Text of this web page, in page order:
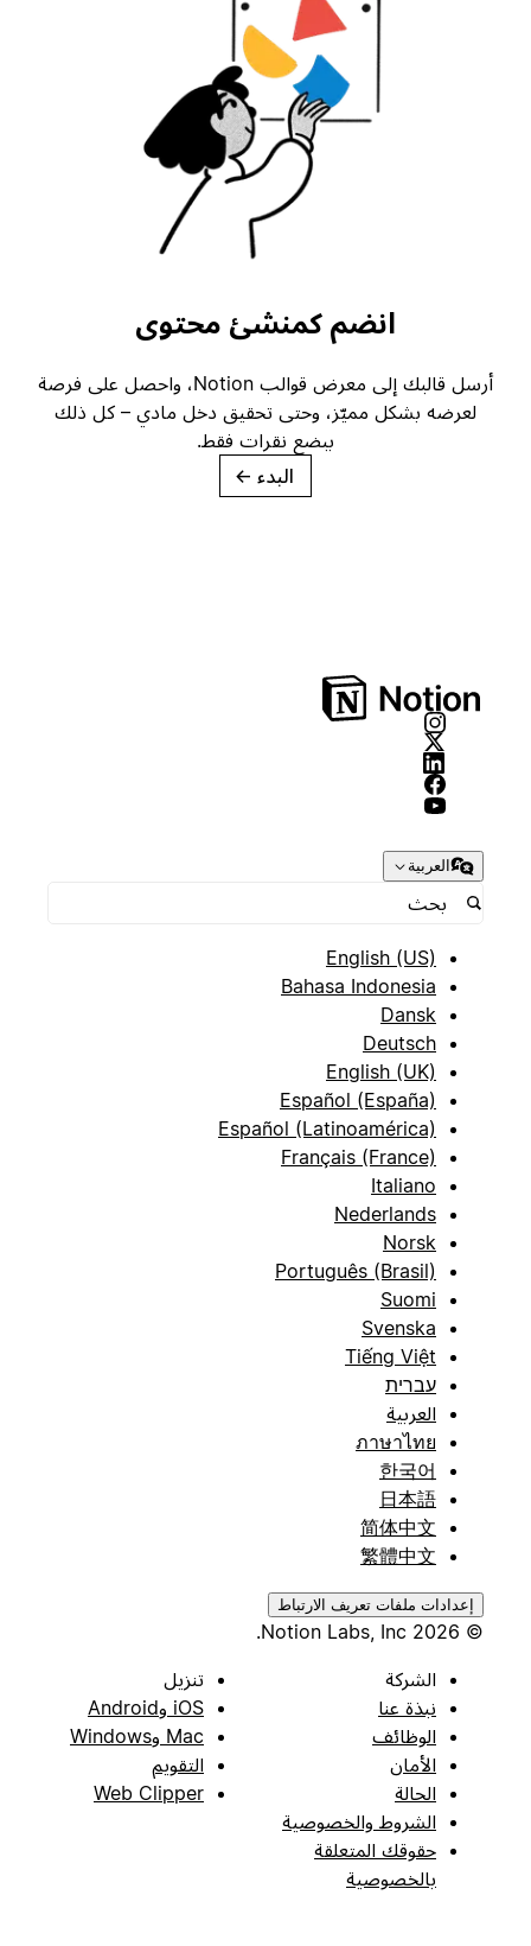
انضم كمنشئ محتوى
أرسل قالبك إلى معرض قوالب Notion، واحصل على فرصة
لعرضه بشكل مميّز، وحتى تحقيق دخل مادي – كل ذلك
ببضع نقرات فقط.
البدء →
العربية
English (US)
Bahasa Indonesia
Dansk
Deutsch
English (UK)
Español (España)
Español (Latinoamérica)
Français (France)
Italiano
Nederlands
Norsk
Português (Brasil)
Suomi
Svenska
Tiếng Việt
עברית
العربية
ภาษาไทย
한국어
日本語
简体中文
繁體中文
إعدادات ملفات تعريف الارتباط
© 2026 Notion Labs, Inc.
الشركة
نبذة عنا
الوظائف
الأمان
الحالة
الشروط والخصوصية
حقوقك المتعلقة
بالخصوصية
تنزيل
iOS وAndroid
Mac وWindows
التقويم
Web Clipper